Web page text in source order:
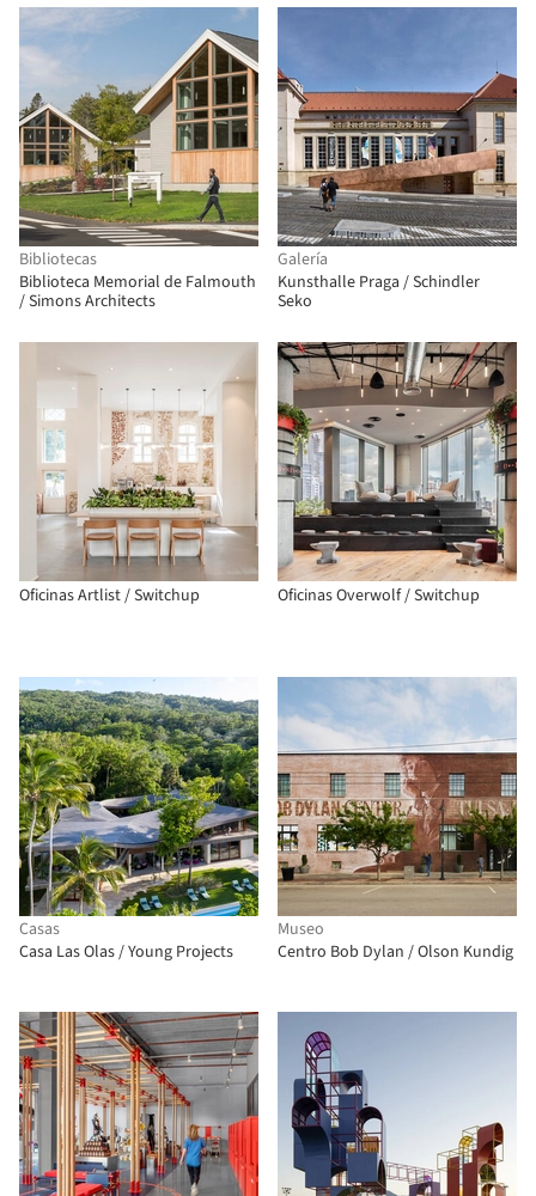
Bibliotecas
Biblioteca Memorial de Falmouth
/ Simons Architects
Galería
Kunsthalle Praga / Schindler
Seko
Oficinas Artlist / Switchup Oficinas Overwolf / Switchup
Casas
Casa Las Olas / Young Projects
Museo
Centro Bob Dylan / Olson Kundig